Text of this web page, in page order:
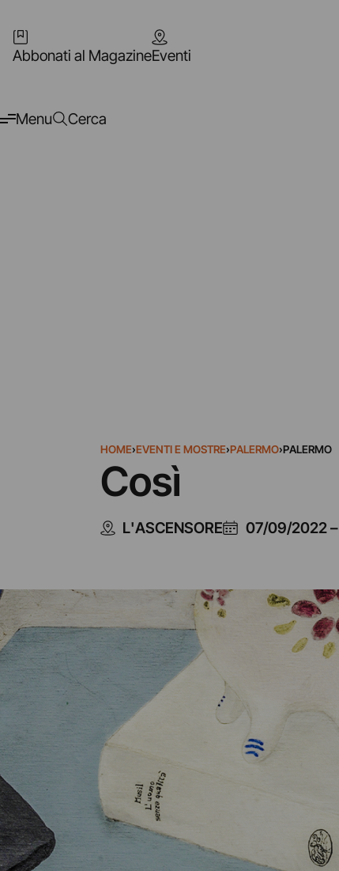
Abbonati al MagazineEventi
Menu Cerca
HOME›EVENTI E MOSTRE›PALERMO›PALERMO
Così
L'ASCENSORE 07/09/2022–